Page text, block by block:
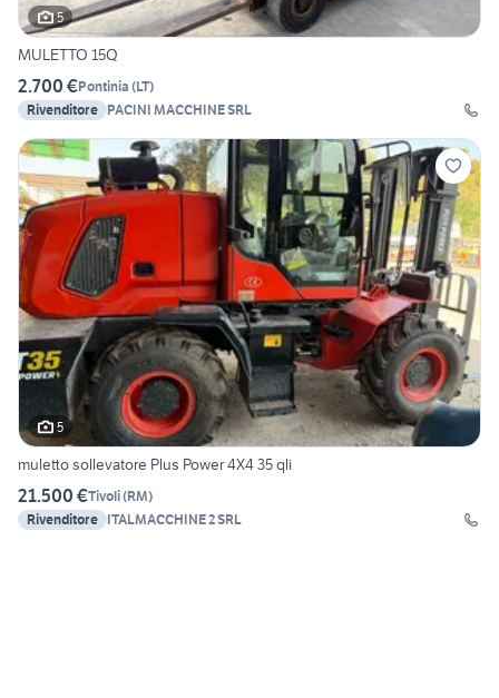
5
MULETTO 15Q
2.700 €Pontinia (LT)
Rivenditore PACINI MACCHINE SRL
5
muletto sollevatore Plus Power 4X4 35 qli
21.500 €Tivoli(RM)
Rivenditore ITALMACCHINE 2 SRL